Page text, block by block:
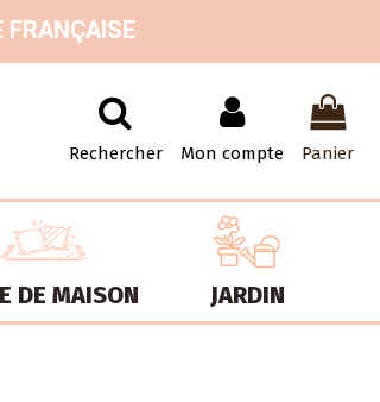
Rechercher Mon compte Panier
DE MAISON JARDIN